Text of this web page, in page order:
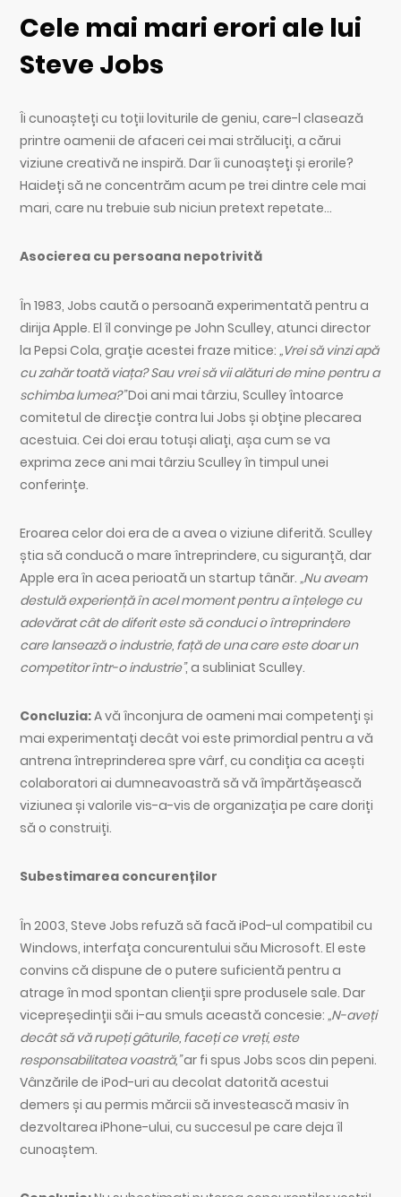
Cele mai mari erori ale lui
Steve Jobs
Îi cunoașteți cu toții loviturile de geniu, care-l clasează
printre oamenii de afaceri cei mai străluciți, a cărui
viziune creativă ne inspiră. Dar îi cunoașteți și erorile?
Haideți să ne concentrăm acum pe trei dintre cele mai
mari, care nu trebuie sub niciun pretext repetate…
Asocierea cu persoana nepotrivită
În 1983, Jobs caută o persoană experimentată pentru a
dirija Apple. El îl convinge pe John Sculley, atunci director
la Pepsi Cola, grație acestei fraze mitice:„Vrei să vinzi apă
cu zahăr toată viața? Sau vrei să vii alături de mine pentru a
schimba lumea?”Doi ani mai târziu, Sculley întoarce
comitetul de direcție contra lui Jobs și obține plecarea
acestuia. Cei doi erau totuși aliați, așa cum se va
exprima zece ani mai târziu Sculley în timpul unei
conferințe.
Eroarea celor doi era de a avea o viziune diferită. Sculley
știa să conducă o mare întreprindere, cu siguranță, dar
Apple era în acea perioată un startup tânăr.„Nu aveam
destulă experiență în acel moment pentru a înțelege cu
adevărat cât de diferit este să conduci o întreprindere
care lansează o industrie, față de una care este doar un
competitor într-o industrie”, a subliniat Sculley.
Concluzia:A vă înconjura de oameni mai competenți și
mai experimentați decât voi este primordial pentru a vă
antrena întreprinderea spre vârf, cu condiția ca acești
colaboratori ai dumneavoastră să vă împărtășească
viziunea și valorile vis-a-vis de organizația pe care doriți
să o construiți.
Subestimarea concurenților
În 2003, Steve Jobs refuză să facă iPod-ul compatibil cu
Windows, interfața concurentului său Microsoft. El este
convins că dispune de o putere suficientă pentru a
atrage în mod spontan clienții spre produsele sale. Dar
vicepreședinții săi i-au smuls această concesie:„N-aveți
decât să vă rupeți gâturile, faceți ce vreți, este
responsabilitatea voastră,”ar fi spus Jobs scos din pepeni.
Vânzările de iPod-uri au decolat datorită acestui
demers și au permis mărcii să investească masiv în
dezvoltarea iPhone-ului, cu succesul pe care deja îl
cunoaștem.